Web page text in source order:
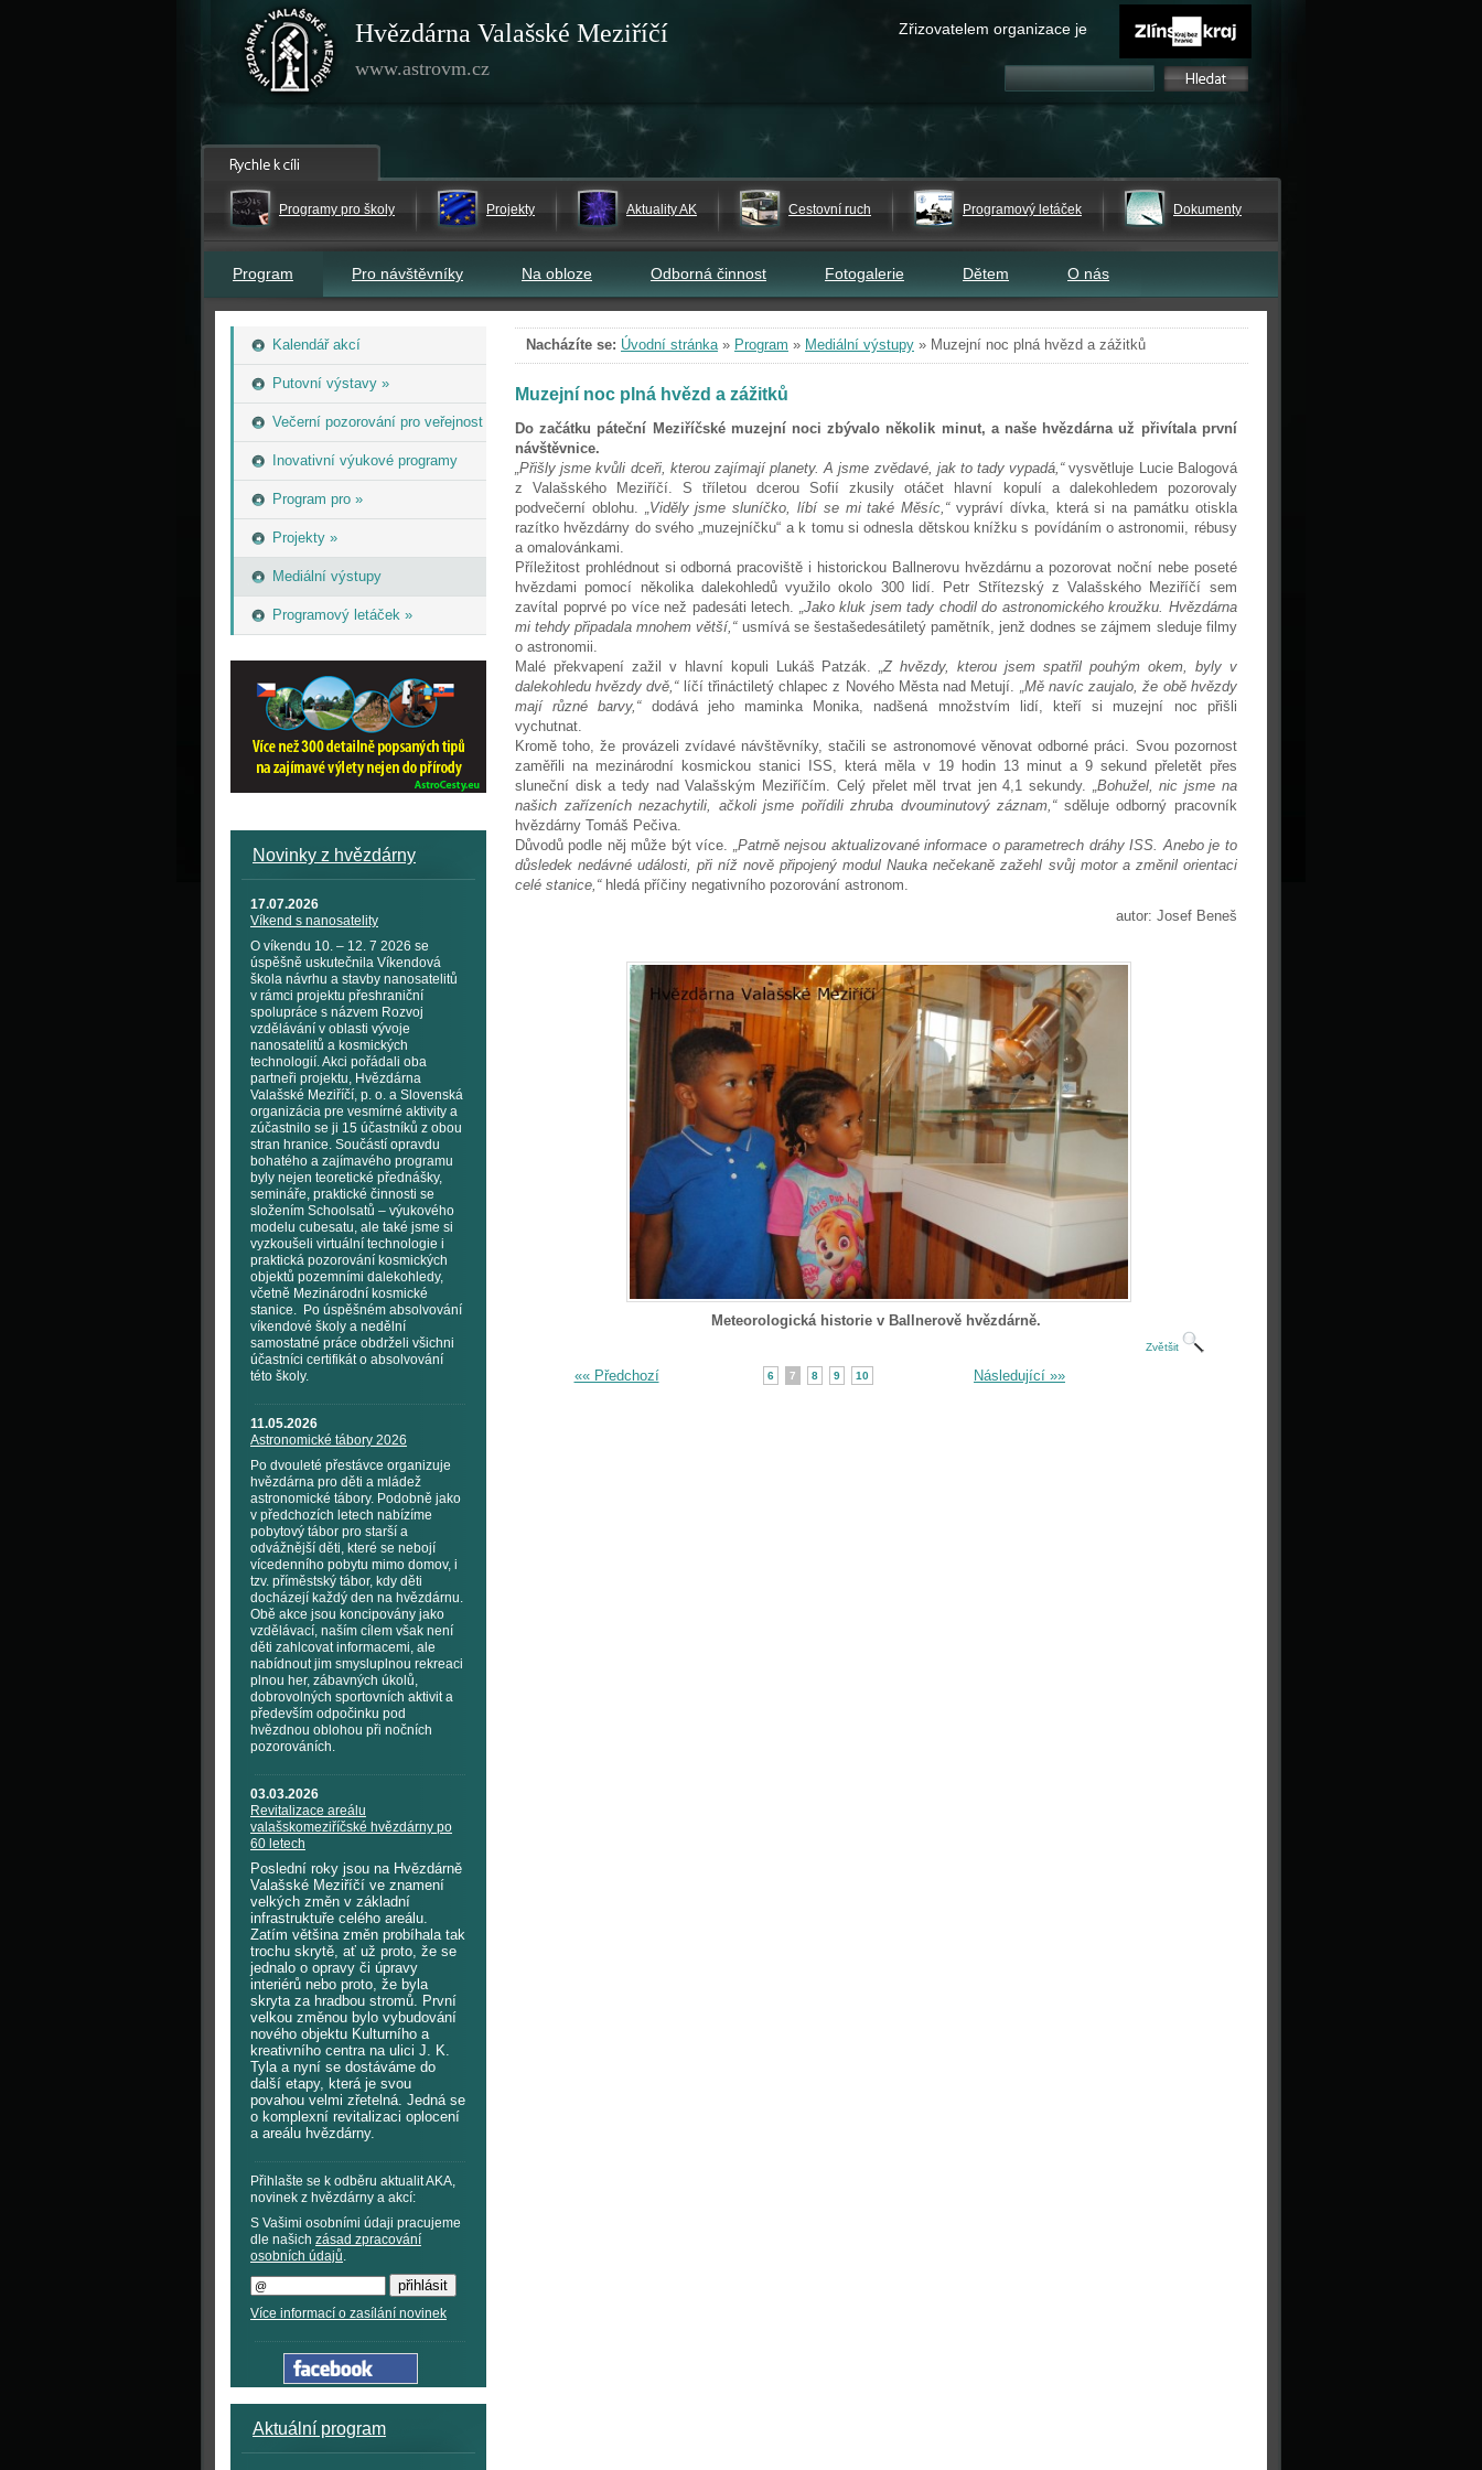
Hvězdárna Valašské Meziříčí
www.astrovm.cz
Zřizovatelem organizace je
Programy pro školy Projekty Aktuality AK Cestovní ruch Programový letáček Dokumenty
Program Pro návštěvníky Na obloze Odborná činnost Fotogalerie Dětem O nás
Kalendář akcí
Putovní výstavy »
Večerní pozorování pro veřejnost
Inovativní výukové programy
Program pro »
Projekty »
Mediální výstupy
Programový letáček »
Novinky z hvězdárny
17.07.2026
Víkend s nanosatelity
O víkendu 10. – 12. 7 2026 se
úspěšně uskutečnila Víkendová
škola návrhu a stavby nanosatelitů
v rámci projektu přeshraniční
spolupráce s názvem Rozvoj
vzdělávání v oblasti vývoje
nanosatelitů a kosmických
technologií. Akci pořádali oba
partneři projektu, Hvězdárna
Valašské Meziříčí, p. o. a Slovenská
organizácia pre vesmírné aktivity a
zúčastnilo se ji 15 účastníků z obou
stran hranice. Součástí opravdu
bohatého a zajímavého programu
byly nejen teoretické přednášky,
semináře, praktické činnosti se
složením Schoolsatů – výukového
modelu cubesatu, ale také jsme si
vyzkoušeli virtuální technologie i
praktická pozorování kosmických
objektů pozemními dalekohledy,
včetně Mezinárodní kosmické
stanice. Po úspěšném absolvování
víkendové školy a nedělní
samostatné práce obdrželi všichni
účastníci certifikát o absolvování
této školy.
11.05.2026
Astronomické tábory 2026
Po dvouleté přestávce organizuje
hvězdárna pro děti a mládež
astronomické tábory. Podobně jako
v předchozích letech nabízíme
pobytový tábor pro starší a
odvážnější děti, které se nebojí
vícedenního pobytu mimo domov, i
tzv. příměstský tábor, kdy děti
docházejí každý den na hvězdárnu.
Obě akce jsou koncipovány jako
vzdělávací, naším cílem však není
děti zahlcovat informacemi, ale
nabídnout jim smysluplnou rekreaci
plnou her, zábavných úkolů,
dobrovolných sportovních aktivit a
především odpočinku pod
hvězdnou oblohou při nočních
pozorováních.
03.03.2026
Revitalizace areálu
valašskomeziříčské hvězdárny po
60 letech
Poslední roky jsou na Hvězdárně
Valašské Meziříčí ve znamení
velkých změn v základní
infrastruktuře celého areálu.
Zatím většina změn probíhala tak
trochu skrytě, ať už proto, že se
jednalo o opravy či úpravy
interiérů nebo proto, že byla
skryta za hradbou stromů. První
velkou změnou bylo vybudování
nového objektu Kulturního a
kreativního centra na ulici J. K.
Tyla a nyní se dostáváme do
další etapy, která je svou
povahou velmi zřetelná. Jedná se
o komplexní revitalizaci oplocení
a areálu hvězdárny.
Přihlašte se k odběru aktualit AKA,
novinek z hvězdárny a akcí:
S Vašimi osobními údaji pracujeme
dle našich zásad zpracování
osobních údajů.
Více informací o zasílání novinek
Aktuální program
Nacházíte se: Úvodní stránka» Program » Mediální výstupy » Muzejní noc plná hvězd a zážitků
Muzejní noc plná hvězd a zážitků
Do začátku páteční Meziříčské muzejní noci zbývalo několik minut, a naše hvězdárna už přivítala první
návštěvnice.
„Přišly jsme kvůli dceři, kterou zajímají planety. A jsme zvědavé, jak to tady vypadá,“vysvětluje Lucie Balogová
z Valašského Meziříčí. S tříletou dcerou Sofií zkusily otáčet hlavní kopulí a dalekohledem pozorovaly
podvečerní oblohu. „Viděly jsme sluníčko, líbí se mi také Měsíc,“ vypráví dívka, která si na památku otiskla
razítko hvězdárny do svého „muzejníčku“ a k tomu si odnesla dětskou knížku s povídáním o astronomii, rébusy
a omalovánkami.
Příležitost prohlédnout si odborná pracoviště i historickou Ballnerovu hvězdárnu a pozorovat noční nebe poseté
hvězdami pomocí několika dalekohledů využilo okolo 300 lidí. Petr Střítezský z Valašského Meziříčí sem
zavítal poprvé po více než padesáti letech. „Jako kluk jsem tady chodil do astronomického kroužku. Hvězdárna
mi tehdy připadala mnohem větší,“ usmívá se šestašedesátiletý pamětník, jenž dodnes se zájmem sleduje filmy
o astronomii.
Malé překvapení zažil v hlavní kopuli Lukáš Patzák.„Z hvězdy, kterou jsem spatřil pouhým okem, byly v
dalekohledu hvězdy dvě,“ líčí třináctiletý chlapec z Nového Města nad Metují. „Mě navíc zaujalo, že obě hvězdy
mají různé barvy,“dodává jeho maminka Monika, nadšená množstvím lidí, kteří si muzejní noc přišli
vychutnat.
Kromě toho, že provázeli zvídavé návštěvníky, stačili se astronomové věnovat odborné práci. Svou pozornost
zaměřili na mezinárodní kosmickou stanici ISS, která měla v 19 hodin 13 minut a 9 sekund přeletět přes
sluneční disk a tedy nad Valašským Meziříčím. Celý přelet měl trvat jen 4,1 sekundy. „Bohužel, nic jsme na
našich zařízeních nezachytili, ačkoli jsme pořídili zhruba dvouminutový záznam,“sděluje odborný pracovník
hvězdárny Tomáš Pečiva.
Důvodů podle něj může být více. „Patrně nejsou aktualizované informace o parametrech dráhy ISS. Anebo je to
důsledek nedávné události, při níž nově připojený modul Nauka nečekaně zažehl svůj motor a změnil orientaci
celé stanice,“ hledá příčiny negativního pozorování astronom.
autor: Josef Beneš
Meteorologická historie v Ballnerově hvězdárně.
Zvětšit
«« Předchozí 6 7 8 9 10 Následující »»